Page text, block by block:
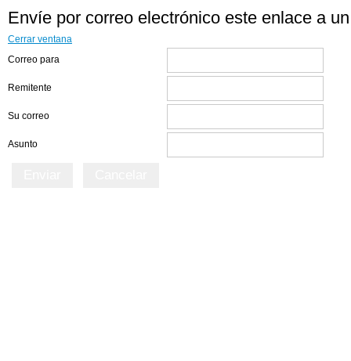
Envíe por correo electrónico este enlace a
Cerrar ventana
Correo para
Remitente
Su correo
Asunto